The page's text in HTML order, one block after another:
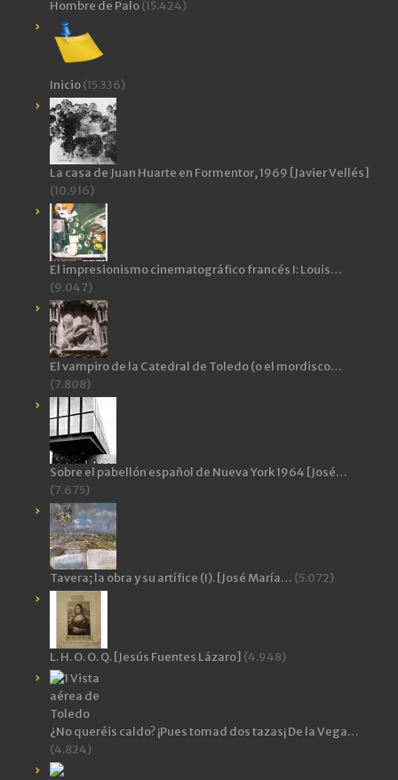
Hombre de Palo(15.424)
Inicio(15.336)
La casa de Juan Huarte en Formentor, 1969 [Javier Vellés]
(10.916)
El impresionismo cinematográfico francés I: Louis…
(9.047)
El vampiro de la Catedral de Toledo (o el mordisco…
(7.808)
Sobre el pabellón español de Nueva York 1964 [José…
(7.675)
Tavera; la obra y su artífice (I). [José María… (5.072)
L. H. O. O. Q. [Jesús Fuentes Lázaro] (4.948)
¿No queréis caldo? ¡Pues tomad dos tazas¡ De la Vega…
(4.824)